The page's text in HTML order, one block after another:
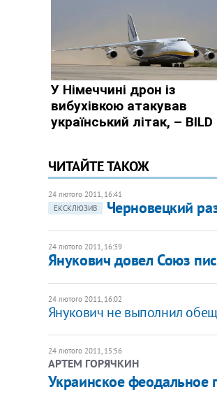
ЧИТАЙТЕ ТАКОЖ
24 лютого 2011, 16:41
ЕКСКЛЮЗИВ
Черновецкий
24 лютого 2011, 16:39
Янукович довел Союз
24 лютого 2011, 16:02
Янукович не выполнил
24 лютого 2011, 15:56
АРТЕМ ГОРЯЧКИН
Украинское феодальное